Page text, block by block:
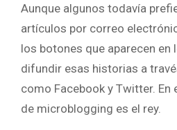
Aunque algunos todavía
artículos por correo
los botones que aparecen en
difundir esas historias a
como Facebook y Twitter. En
de microblogging es el rey.